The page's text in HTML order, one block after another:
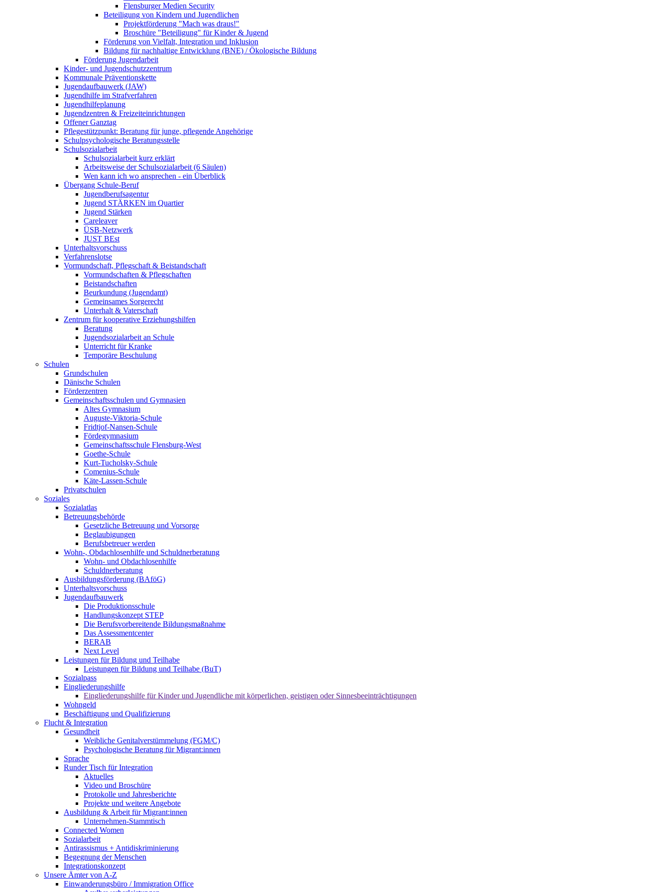
Flensburger Medien Security
Beteiligung von Kindern und Jugendlichen
Projektförderung "Mach was draus!"
Broschüre "Beteiligung" für Kinder & Jugend
Förderung von Vielfalt, Integration und Inklusion
Bildung für nachhaltige Entwicklung (BNE) / Ökologische Bildung
Förderung Jugendarbeit
Kinder- und Jugendschutzzentrum
Kommunale Präventionskette
Jugendaufbauwerk (JAW)
Jugendhilfe im Strafverfahren
Jugendhilfeplanung
Jugendzentren & Freizeiteinrichtungen
Offener Ganztag
Pflegestützpunkt: Beratung für junge, pflegende Angehörige
Schulpsychologische Beratungsstelle
Schulsozialarbeit
Schulsozialarbeit kurz erklärt
Arbeitsweise der Schulsozialarbeit (6 Säulen)
Wen kann ich wo ansprechen - ein Überblick
Übergang Schule-Beruf
Jugendberufsagentur
Jugend STÄRKEN im Quartier
Jugend Stärken
Careleaver
ÜSB-Netzwerk
JUST BEst
Unterhaltsvorschuss
Verfahrenslotse
Vormundschaft, Pflegschaft & Beistandschaft
Vormundschaften & Pflegschaften
Beistandschaften
Beurkundung (Jugendamt)
Gemeinsames Sorgerecht
Unterhalt & Vaterschaft
Zentrum für kooperative Erziehungshilfen
Beratung
Jugendsozialarbeit an Schule
Unterricht für Kranke
Temporäre Beschulung
Schulen
Grundschulen
Dänische Schulen
Förderzentren
Gemeinschaftsschulen und Gymnasien
Altes Gymnasium
Auguste-Viktoria-Schule
Fridtjof-Nansen-Schule
Fördegymnasium
Gemeinschaftsschule Flensburg-West
Goethe-Schule
Kurt-Tucholsky-Schule
Comenius-Schule
Käte-Lassen-Schule
Privatschulen
Soziales
Sozialatlas
Betreuungsbehörde
Gesetzliche Betreuung und Vorsorge
Beglaubigungen
Berufsbetreuer werden
Wohn-, Obdachlosenhilfe und Schuldnerberatung
Wohn- und Obdachlosenhilfe
Schuldnerberatung
Ausbildungsförderung (BAföG)
Unterhaltsvorschuss
Jugendaufbauwerk
Die Produktionsschule
Handlungskonzept STEP
Die Berufsvorbereitende Bildungsmaßnahme
Das Assessmentcenter
BERAB
Next Level
Leistungen für Bildung und Teilhabe
Leistungen für Bildung und Teilhabe (BuT)
Sozialpass
Eingliederungshilfe
Eingliederungshilfe für Kinder und Jugendliche mit körperlichen, geistigen oder Sinnesbeeinträchtigungen
Wohngeld
Beschäftigung und Qualifizierung
Flucht & Integration
Gesundheit
Weibliche Genitalverstümmelung (FGM/C)
Psychologische Beratung für Migrant:innen
Sprache
Runder Tisch für Integration
Aktuelles
Video und Broschüre
Protokolle und Jahresberichte
Projekte und weitere Angebote
Ausbildung & Arbeit für Migrant:innen
Unternehmen-Stammtisch
Connected Women
Sozialarbeit
Antirassismus + Antidiskriminierung
Begegnung der Menschen
Integrationskonzept
Unsere Ämter von A-Z
Einwanderungsbüro / Immigration Office